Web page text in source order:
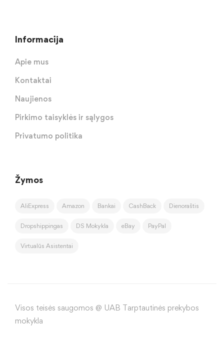
Informacija
Apie mus
Kontaktai
Naujienos
Pirkimo taisyklės ir sąlygos
Privatumo politika
Žymos
AliExpress Amazon Bankai CashBack Dienoraštis
Dropshippingas DS Mokykla eBay PayPal
Virtualūs Asistentai
Visos teisės saugomos @ UAB Tarptautinės prekybos
mokykla